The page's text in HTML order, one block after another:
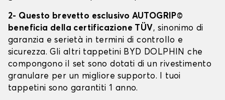
2- Questo brevetto esclusivo AUTOGRIP©
beneficia della certificazione TÜV, sinonimo di
garanzia e serietà in termini di controllo e
sicurezza. Gli altri tappetini BYD DOLPHIN che
compongono il set sono dotati di un rivestimento
granulare per un migliore supporto. I tuoi
tappetini sono garantiti 1 anno.